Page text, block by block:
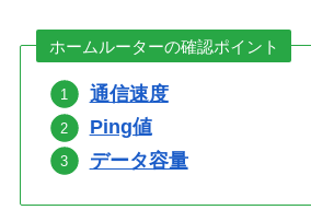
ホームルーターの確認ポイント
通信速度
Ping値
データ容量